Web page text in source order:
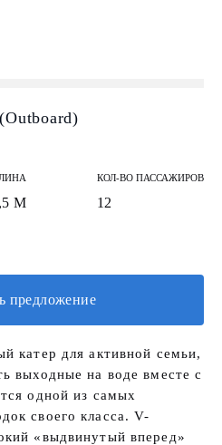
катер для активной семьи,
выходные на воде вместе с
одной из самых
своего класса. V-
«выдвинутый вперед»
М
КОЛ-ВО ПАССАЖИРОВ
12
предложение